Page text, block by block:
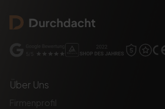
Über Uns
Firmenprofil